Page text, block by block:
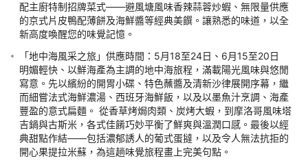
預訂須知
責任細則
特別提示
此產品並非 <<即時確認>>產品，客人預訂後會收到系統自動發送
永安旅遊將於3個工作天內確認訂單，預訂視乎供應情況而定，並
配主廚特制招牌菜式——避風塘風味香辣蒜蓉炒蝦、無限量供應
的京式片皮鴨配薄餅及海鮮醬等經典美饌。讓熟悉的味道，以全
新高度喚醒您的味覺記憶。
「地中海風采之旅」供應時間：5月18至24日、6月15至20日
明媚輕快、以鮮海產為主調的地中海旅程，滿載陽光風味與悠閒
寫意。先以繽紛的開胃小碟、特色蘸醬及清新沙律展開序幕，繼
而細嘗法式海鮮濃湯、西班牙海鮮飯，以及以墨魚汁烹調、海產
豐盈的意式扁麵。 從香草烤焗肉類、炭烤大蝦，到摩洛哥風味塔
吉鍋與古斯米，各式佳餚巧妙平衡了鮮爽與溫潤口感。最後以經
典甜點作結——包括濃郁誘人的葡式蛋撻，以及令人無法抗拒的
開心果提拉米蘇，為這趟味覺旅程畫上完美句點。